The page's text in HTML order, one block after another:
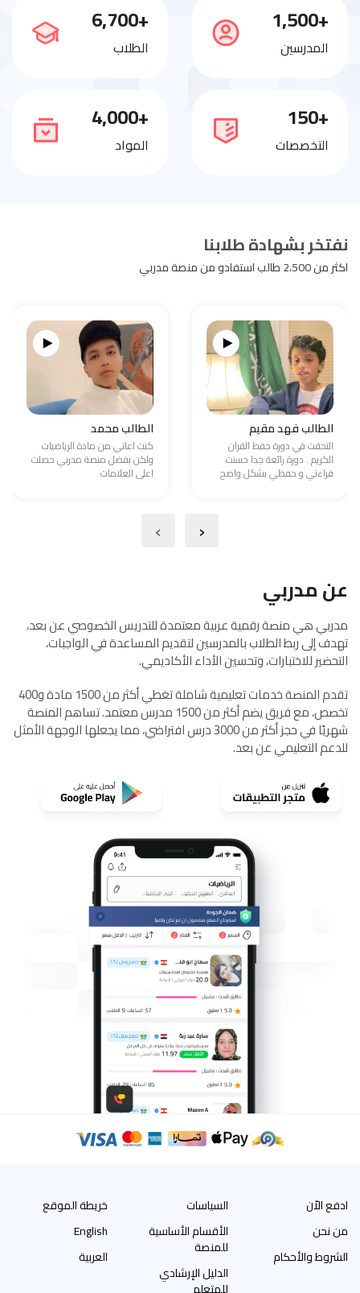
+1,500
المدرسين
+6,700
الطلاب
+150
التخصصات
+4,000
المواد
نفتخر بشهادة طلابنا
اكثر من 2،500 طالب استفادو من منصة مدربي
الطالب فهد مقيم
التحقت في دورة حفظ القران
الكريم . دورة رائعة جدا حسنت
قراءتي و حفظي بشكل واضح
الطالب محمد
كنت اعاني من مادة الرياضيات
ولكن بفضل منصة مدربي حصلت
اعلى العلامات
‹
›
عن مدربي
مدربي هي منصة رقمية عربية معتمدة للتدريس الخصوصي عن بعد،
تهدف إلى ربط الطلاب بالمدرسين لتقديم المساعدة في الواجبات،
التحضير للاختبارات، وتحسين الأداء الأكاديمي.
تقدم المنصة خدمات تعليمية شاملة تغطي أكثر من 1500 مادة و400
تخصص، مع فريق يضم أكثر من 1500 مدرس معتمد. تساهم المنصة
شهريًا في حجز أكثر من 3000 درس افتراضي، مما يجعلها الوجهة الأمثل
للدعم التعليمي عن بعد.
ادفع الاّن
من نحن
الشروط والأحكام
السياسات
الأقسام الأساسية
للمنصة
الدليل الإرشادي
خريطة الموقع
English
العربية